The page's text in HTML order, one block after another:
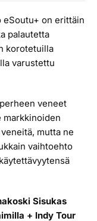
eSoutu+ on erittäin
palautetta
korotetuilla
varustettu
veneet
markkinoiden
mutta ne
vaihtoehto
Sisukas
+ Indy Tour